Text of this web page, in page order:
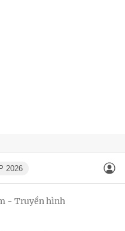
2026
- Truyền hình